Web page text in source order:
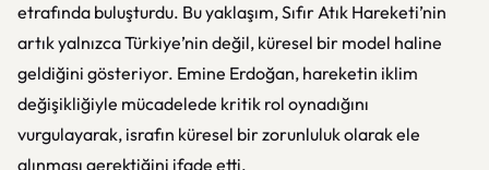
etrafında buluşturdu. Bu yaklaşım, Sıfır Atık Hareketi’nin
artık yalnızca Türkiye’nin değil, küresel bir model haline
geldiğini gösteriyor. Emine Erdoğan, hareketin iklim
değişikliğiyle mücadelede kritik rol oynadığını
vurgulayarak, israfın küresel bir zorunluluk olarak ele
alınması gerektiğini ifade etti.